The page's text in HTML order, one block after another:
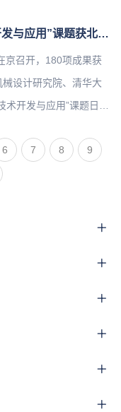
公司承担的“桥式起重机轻量化技术开发与应用”课题获北京市科技奖二等奖
京召开，180项成果获
设计研究院、清华大
开发与应用”课题日前
6 7 8 9